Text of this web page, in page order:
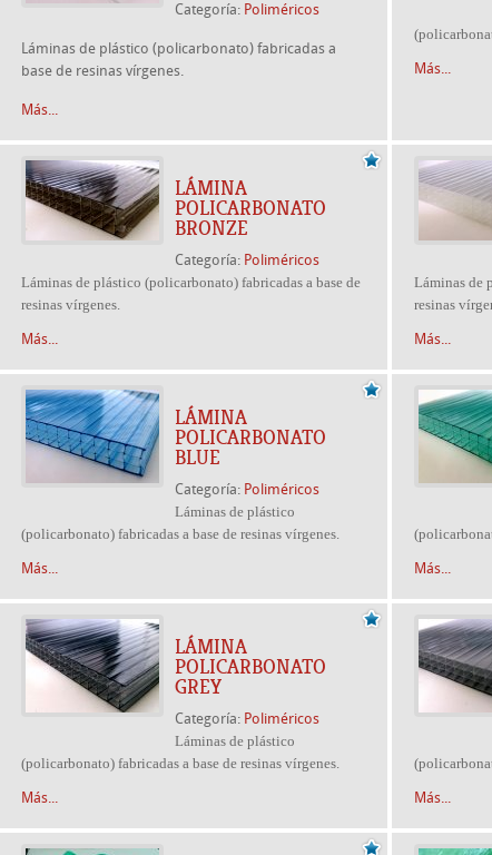
Categoría: Poliméricos
Láminas de plástico (policarbonato) fabricadas a
base de resinas vírgenes.
Más...
Más...
LÁMINA
POLICARBONATO
BRONZE
Categoría: Poliméricos
Láminas de plástico (policarbonato) fabricadas a base de
resinas vírgenes.
Más...
Láminas de
resinas
Más...
LÁMINA
POLICARBONATO
BLUE
Categoría: Poliméricos
Láminas de plástico
(policarbonato) fabricadas a base de resinas vírgenes.
Más... Más...
LÁMINA
POLICARBONATO
GREY
Categoría: Poliméricos
Láminas de plástico
(policarbonato) fabricadas a base de resinas vírgenes.
Más... Más...